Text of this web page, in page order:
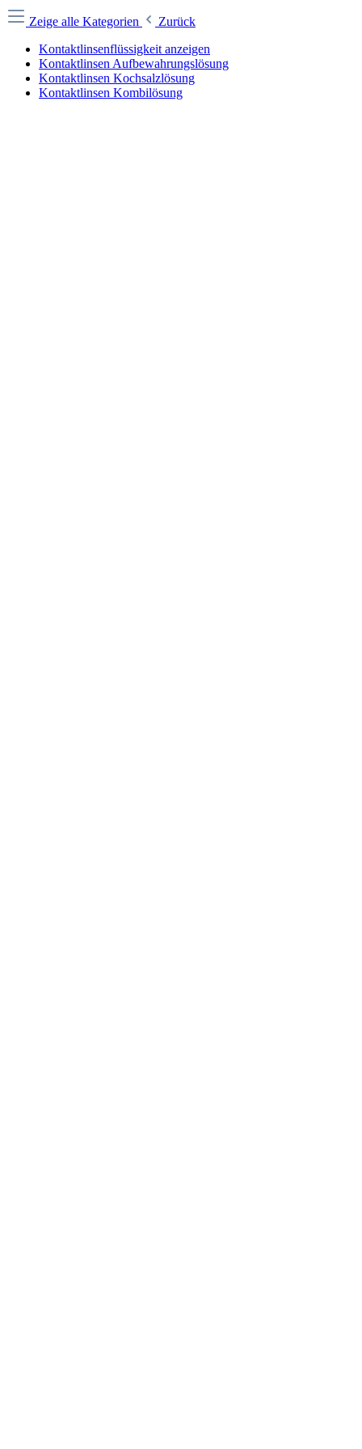
Zeige alle Kategorien
Zurück
Kontaktlinsenflüssigkeit anzeigen
Kontaktlinsen Aufbewahrungslösung
Kontaktlinsen Kochsalzlösung
Kontaktlinsen Kombilösung